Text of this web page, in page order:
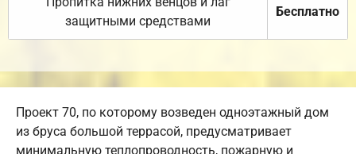
защитными средствами
Бесплатно
Проект 70, по которому возведен одноэтажный дом
из бруса большой террасой, предусматривает
минимальную теплопроводность, пожарную и